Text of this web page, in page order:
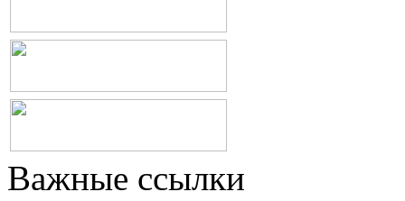
Важные ссылки